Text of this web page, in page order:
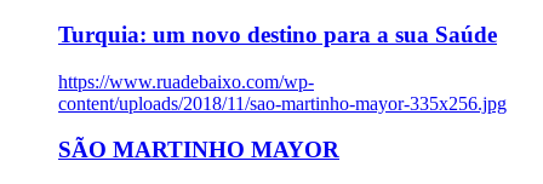
Turquia: um novo destino para a sua Saúde
https://www.ruadebaixo.com/wp-
content/uploads/2018/11/sao-martinho-mayor-335x256.jpg
SÃO MARTINHO MAYOR